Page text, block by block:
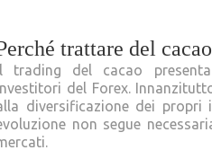
trattare del
trading del cacao
del Forex.
diversificazione dei propri
non segue